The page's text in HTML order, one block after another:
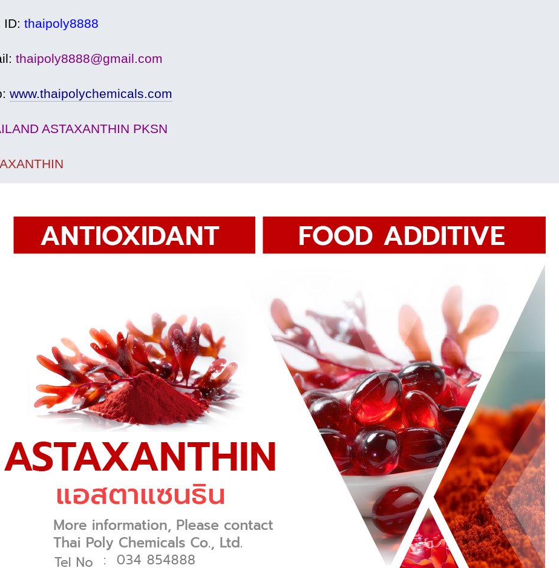
ID: thaipoly8888
thaipoly8888@gmail.com
www.thaipolychemicals.com
ASTAXANTHIN PKSN